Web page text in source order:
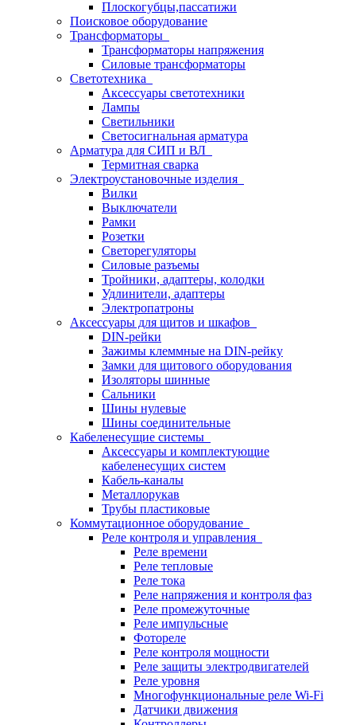
Плоскогубцы,пассатижи
Поисковое оборудование
Трансформаторы
Трансформаторы напряжения
Силовые трансформаторы
Светотехника
Аксессуары светотехники
Лампы
Светильники
Светосигнальная арматура
Арматура для СИП и ВЛ
Термитная сварка
Электроустановочные изделия
Вилки
Выключатели
Рамки
Розетки
Светорегуляторы
Силовые разъемы
Тройники, адаптеры, колодки
Удлинители, адаптеры
Электропатроны
Аксессуары для щитов и шкафов
DIN-рейки
Зажимы клеммные на DIN-рейку
Замки для щитового оборудования
Изоляторы шинные
Сальники
Шины нулевые
Шины соединительные
Кабеленесущие системы
Аксессуары и комплектующие
кабеленесущих систем
Кабель-каналы
Металлорукав
Трубы пластиковые
Коммутационное оборудование
Реле контроля и управления
Реле времени
Реле тепловые
Реле тока
Реле напряжения и контроля фаз
Реле промежуточные
Реле импульсные
Фотореле
Реле контроля мощности
Реле защиты электродвигателей
Реле уровня
Многофункциональные реле Wi-Fi
Датчики движения